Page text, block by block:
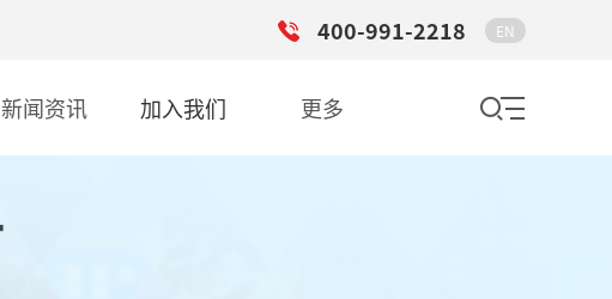
400-991-2218 EN
新闻资讯 加入我们 更多